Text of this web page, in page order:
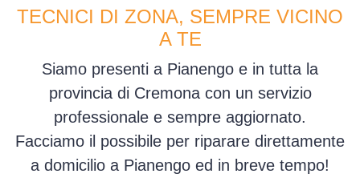
TECNICI DI ZONA, SEMPRE VICINO
A TE
Siamo presenti a Pianengo e in tutta la
provincia di Cremona con un servizio
professionale e sempre aggiornato.
Facciamo il possibile per riparare direttamente
a domicilio a Pianengo ed in breve tempo!